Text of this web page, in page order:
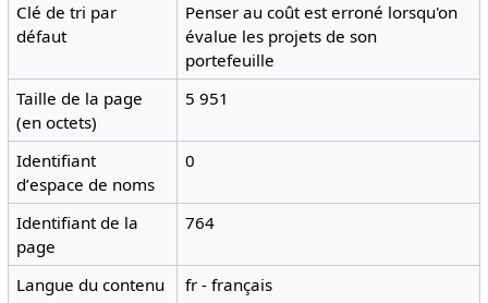
Clé de tri par
défaut
Penser au coût est erroné lorsqu'on
évalue les projets de son
portefeuille
Taille de la page
(en octets)
5 951
Identifiant
dʼespace de noms
0
Identifiant de la
page
764
Langue du contenu
fr - français